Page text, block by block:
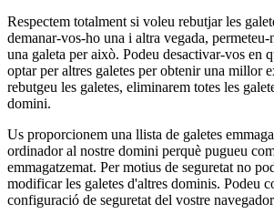
Respectem totalment si voleu rebutjar les
demanar-vos-ho una i altra vegada, permeteu-
una galeta per això. Podeu desactivar-vos en
optar per altres galetes per obtenir una millor
rebutgeu les galetes, eliminarem totes les
domini.
Us proporcionem una llista de galetes
ordinador al nostre domini perquè pugueu
emmagatzemat. Per motius de seguretat no
modificar les galetes d'altres dominis. Podeu
configuració de seguretat del vostre